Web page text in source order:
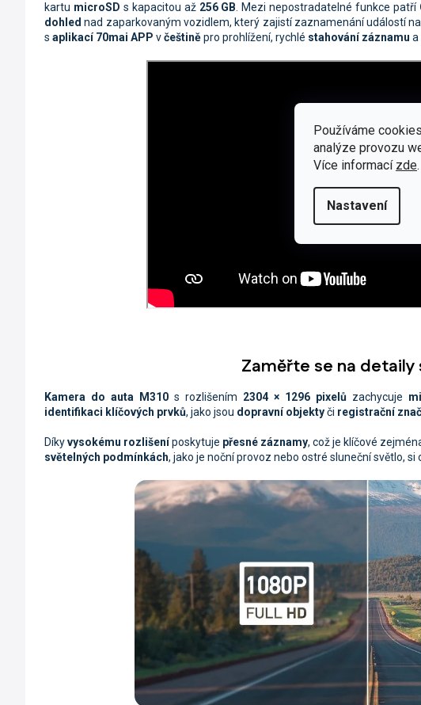
Používáme
analýze provozu
Více informací zde.
Nastavení
kartu microSD s kapacitou až 256 GB. Mezi nepostradatelné funkce patří
dohled nad zaparkovaným vozidlem, který zajistí zaznamenání událostí
s aplikací 70mai APP včeštiněpro prohlížení, rychlé stahování záznamu a
Zaměřte se na detaily
Kamera do auta M310 s rozlišením 2304 × 1296 pixelů zachycuje
identifikaci klíčových prvků, jako jsou dopravní objektyči registrační
Díkyvysokému rozlišeníposkytuje přesné záznamy, což je klíčové
světelných podmínkách, jako je noční provoz nebo ostré sluneční světlo, si